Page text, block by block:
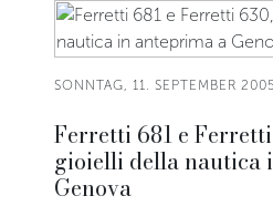
SONNTAG, 11. SEPTEMBER 2005
Ferretti 681 e
gioielli della nautica
Genova